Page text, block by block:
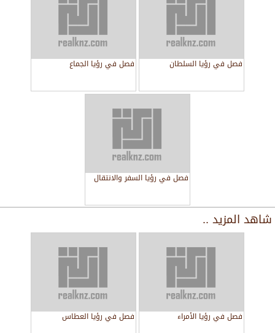
فصل في رؤيا السلطان فصل في رؤيا الجماع
فصل في رؤيا السفر والانتقال
شاهد المزيد ..
فصل في رؤيا الأمراء فصل في رؤيا العطاس